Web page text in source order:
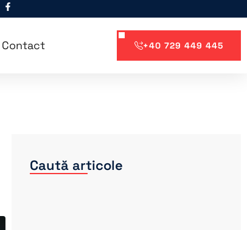
Contact +40 729 449 445
Caută articole